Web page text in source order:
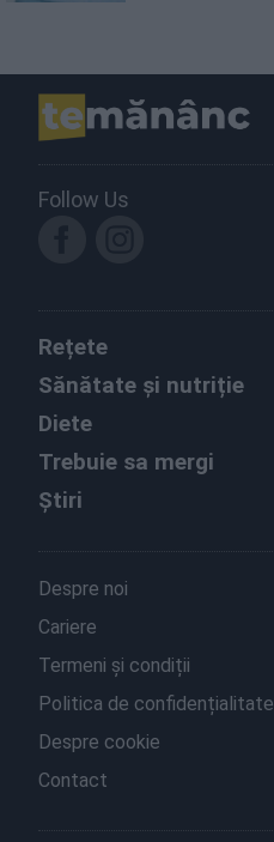
Follow Us
Rețete
Sănătate și nutriție
Diete
Trebuie sa mergi
Știri
Despre noi
Cariere
Termeni și condiții
Politica de confidențialitate
Despre cookie
Contact